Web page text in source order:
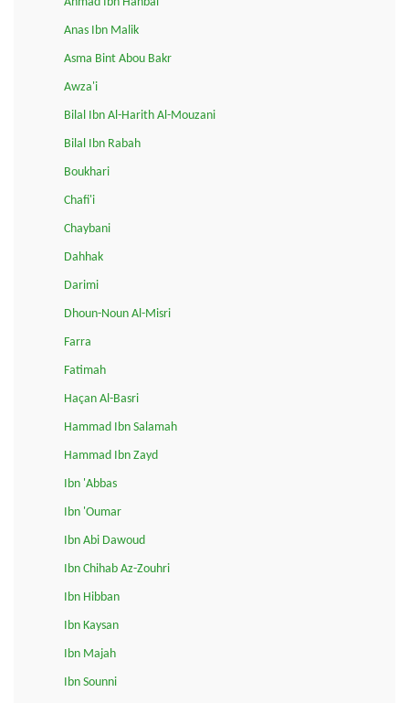
Anas Ibn Malik
Asma Bint Abou Bakr
Awza'i
Bilal Ibn Al-Harith Al-Mouzani
Bilal Ibn Rabah
Boukhari
Chafi'i
Chaybani
Dahhak
Darimi
Dhoun-Noun Al-Misri
Farra
Fatimah
Haçan Al-Basri
Hammad Ibn Salamah
Hammad Ibn Zayd
Ibn 'Abbas
Ibn 'Oumar
Ibn Abi Dawoud
Ibn Chihab Az-Zouhri
Ibn Hibban
Ibn Kaysan
Ibn Majah
Ibn Sounni